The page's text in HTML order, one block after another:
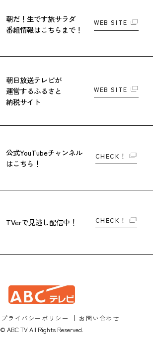
朝だ！生です旅サラダ
番組情報はこちらまで！
WEB SITE
朝日放送テレビが
運営するふるさと
納税サイト
WEB SITE
公式YouTubeチャンネル
はこちら！
CHECK！
TVerで見逃し配信中！ CHECK！
プライバシーポリシー
お問い合わせ
© ABC TV All Rights Reserved.